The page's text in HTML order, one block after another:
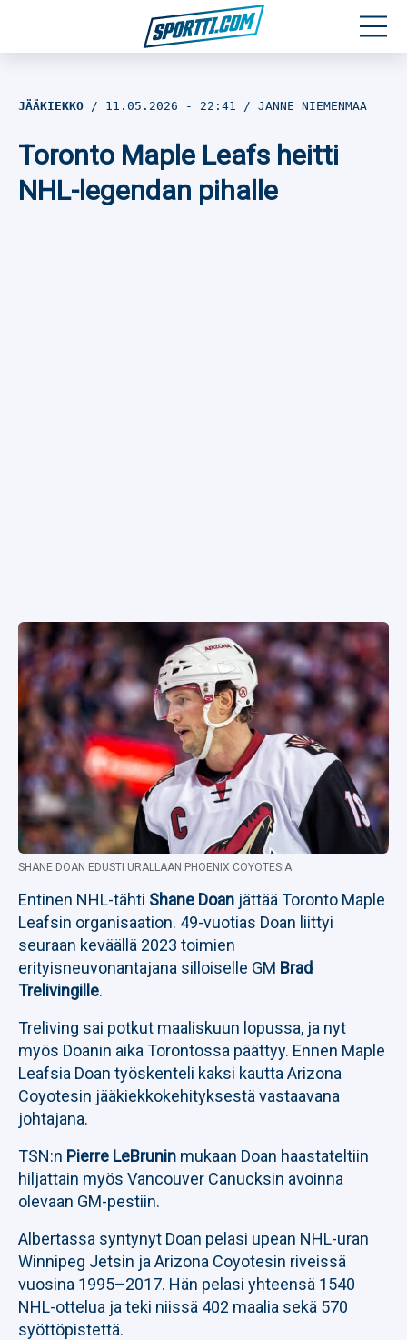
Jalkapallo
JÄÄKIEKKO 11.05.2026 - 22:41 JANNE NIEMENMAA
Toronto Maple Leafs heitti
NHL-legendan pihalle
SHANE DOAN EDUSTI URALLAAN PHOENIX COYOTESIA
Entinen NHL-tähti Shane Doan jättää Toronto Maple
Leafsin organisaation. 49-vuotias Doan liittyi
seuraan keväällä 2023 toimien
erityisneuvonantajana silloiselle GM Brad
Trelivingille.
Treliving sai potkut maaliskuun lopussa, ja nyt
myös Doanin aika Torontossa päättyy. Ennen Maple
Leafsia Doan työskenteli kaksi kautta Arizona
Coyotesin jääkiekkokehityksestä vastaavana
johtajana.
TSN:n Pierre LeBrunin mukaan Doan haastateltiin
hiljattain myös Vancouver Canucksin avoinna
olevaan GM-pestiin.
Albertassa syntynyt Doan pelasi upean NHL-uran
Winnipeg Jetsin ja Arizona Coyotesin riveissä
vuosina 1995–2017. Hän pelasi yhteensä 1540
NHL-ottelua ja teki niissä 402 maalia sekä 570
syöttöpistettä.